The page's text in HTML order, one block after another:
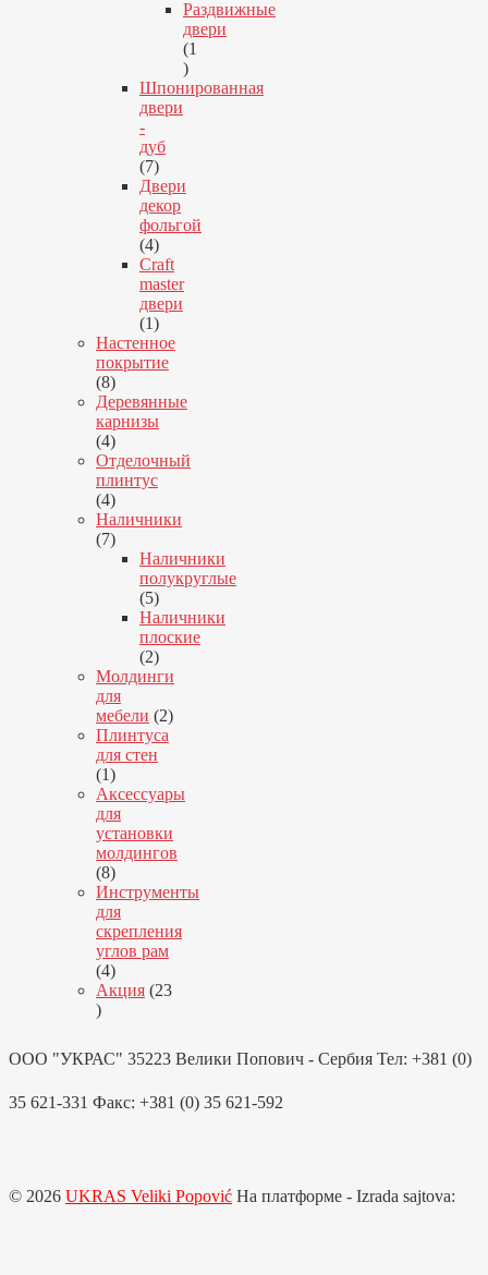
товар
Раздвижные
двери
1
1
товар
Шпонированная
двери
-
дуб
77
товаров
Двери
декор
фольгой
44
товара
Craft
master
двери
11
товар
Настенное
покрытие
88
товаров
Деревянные
карнизы
44
товара
Отделочный
плинтус
44
товара
Наличники
77
товаров
Наличники
полукруглые
55
товаров
Наличники
плоские
22
товара
Молдинги
для
мебели
22
товара
Плинтуса
для стен
11
товар
Аксессуары
для
установки
молдингов
88
товаров
Инструменты
для
скрепления
углов рам
44
товара
Акция 23
23
ООО "УКРАС" 35223 Велики Попович - Сербия Тел: +381 (0)
35 621-331 Факс: +381 (0) 35 621-592
© 2026 UKRAS Veliki Popović На платформе - Izrada sajtova: